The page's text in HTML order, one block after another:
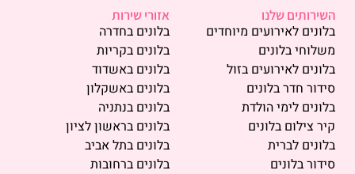
השירותים שלנו
בלונים לאירועים מיוחדים
משלוחי בלונים
בלונים לאירועים בזול
סידור חדר בלונים
בלונים לימי הולדת
קיר צילום בלונים
בלונים לברית
סידור בלונים
אזורי שירות
בלונים בחדרה
בלונים בקריות
בלונים באשדוד
בלונים באשקלון
בלונים בנתניה
בלונים בראשון לציון
בלונים בתל אביב
בלונים ברחובות